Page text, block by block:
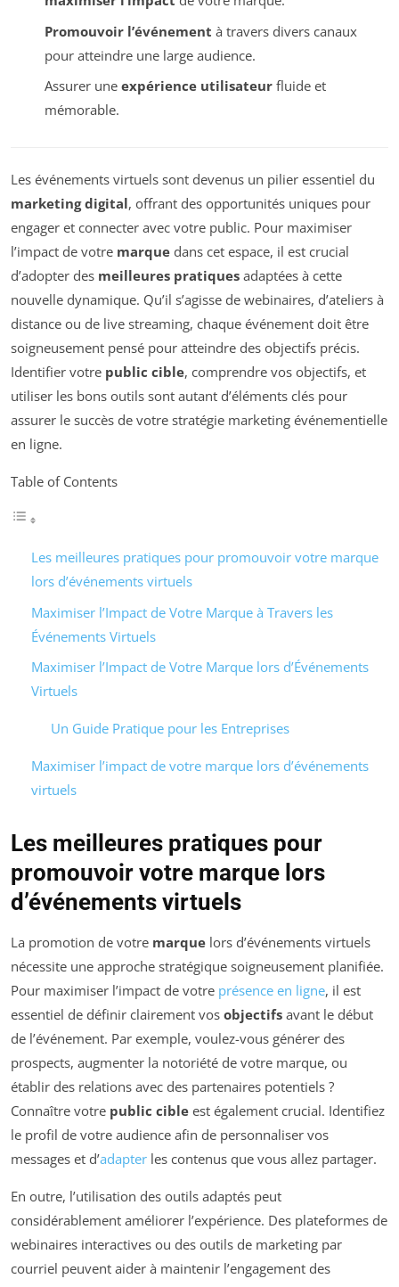
Promouvoir l’événement à travers divers canaux
pour atteindre une large audience.
Assurer une expérience utilisateurfluide et
mémorable.
Les événements virtuels sont devenus un pilier essentiel du
marketing digital, offrant des opportunités uniques pour
engager et connecter avec votre public. Pour maximiser
l’impact de votre marque dans cet espace, il est crucial
d’adopter des meilleures pratiques adaptées à cette
nouvelle dynamique. Qu’il s’agisse de webinaires, d’ateliers à
distance ou de live streaming, chaque événement doit être
soigneusement pensé pour atteindre des objectifs précis.
Identifier votre public cible, comprendre vos objectifs, et
utiliser les bons outils sont autant d’éléments clés pour
assurer le succès de votre stratégie marketing événementielle
en ligne.
Table of Contents
Les meilleures pratiques pour promouvoir votre marque
lors d’événements virtuels
Maximiser l’Impact de Votre Marque à Travers les
Événements Virtuels
Maximiser l’Impact de Votre Marque lors d’Événements
Virtuels
Un Guide Pratique pour les Entreprises
Maximiser l’impact de votre marque lors d’événements
virtuels
Les meilleures pratiques pour
promouvoir votre marque lors
d’événements virtuels
La promotion de votre marque lors d’événements virtuels
nécessite une approche stratégique soigneusement planifiée.
Pour maximiser l’impact de votre présence en ligne, il est
essentiel de définir clairement vos objectifs avant le début
de l’événement. Par exemple, voulez-vous générer des
prospects, augmenter la notoriété de votre marque, ou
établir des relations avec des partenaires potentiels ?
Connaître votre public cible est également crucial. Identifiez
le profil de votre audience afin de personnaliser vos
messages et d’adapter les contenus que vous allez partager.
En outre, l’utilisation des outils adaptés peut
considérablement améliorer l’expérience. Des plateformes de
webinaires interactives ou des outils de marketing par
courriel peuvent aider à maintenir l’engagement des